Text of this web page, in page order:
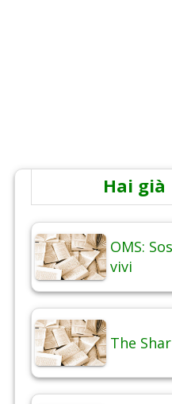
Hai
OMS:
vivi
The